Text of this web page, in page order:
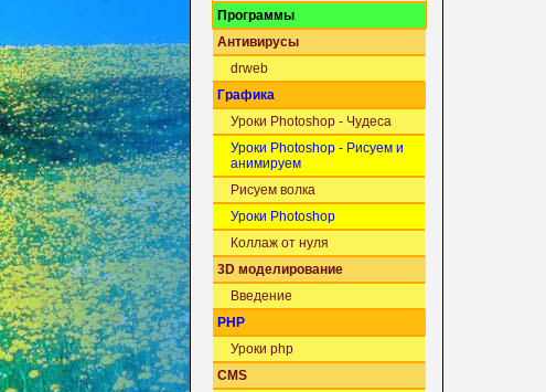
Программы
Антивирусы
drweb
Графика
Уроки Photoshop - Чудеса
Уроки Photoshop - Рисуем и
анимируем
Рисуем волка
Уроки Photoshop
Коллаж от нуля
3D моделирование
Введение
PHP
Уроки php
CMS